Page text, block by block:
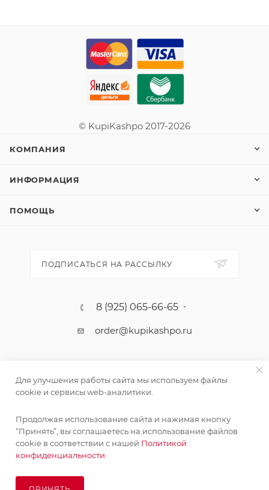
© KupiKashpo 2017-2026
КОМПАНИЯ
ИНФОРМАЦИЯ
ПОМОЩЬ
ПОДПИСАТЬСЯ НА РАССЫЛКУ
8 (925) 065-66-65
order@kupikashpo.ru
©КупиКашпо 2017-2026
Для улучшения работы сайта мы используем файлы
cookie и сервисы web-аналитики.
Продолжая использование сайта и нажимая кнопку
“Принять”, вы соглашаетесь на использование файлов
cookie в соответствии с нашей Политикой
конфиденциальности.